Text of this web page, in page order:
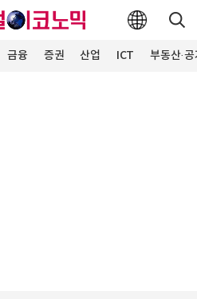
금융 증권 산업 ICT 부동산·